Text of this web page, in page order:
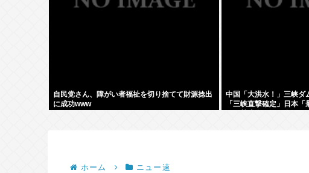
自民党さん、障がい者福祉を切り捨てて財源捻出
に成功www
中国「大洪水！」三峡ダ
「三峡直撃確定」日本「
ホーム ニュー速